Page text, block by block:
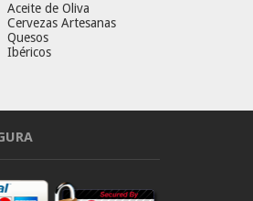
Aceite de Oliva
Cervezas Artesanas
Quesos
Ibéricos